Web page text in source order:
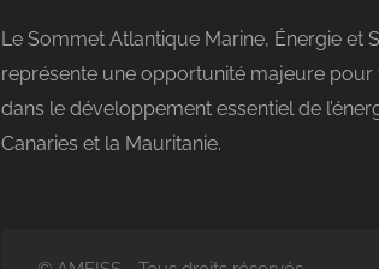
Le Sommet Atlantique Marine, Énergie et
représente une opportunité majeure
dans le développement essentiel de
Canaries et la Mauritanie.